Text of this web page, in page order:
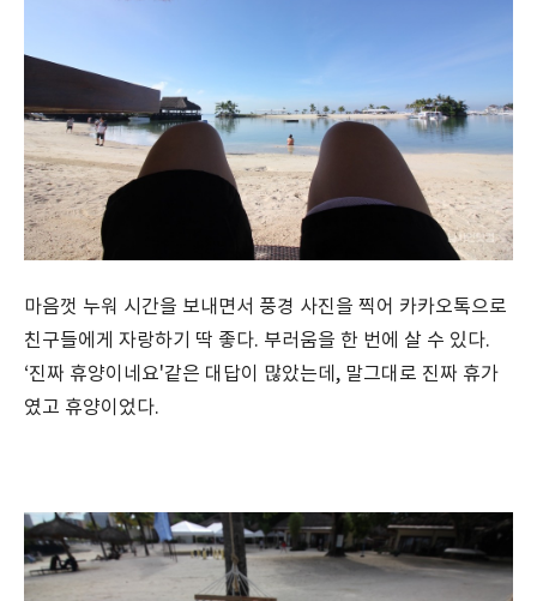
마음껏 누워 시간을 보내면서 풍경 사진을 찍어 카카오톡으로
친구들에게 자랑하기 딱 좋다. 부러움을 한 번에 살 수 있다.
‘진짜 휴양이네요'같은 대답이 많았는데, 말그대로 진짜 휴가
였고 휴양이었다.